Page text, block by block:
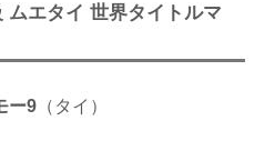
エタイ 世界タイトルマ
ー9 （タイ）